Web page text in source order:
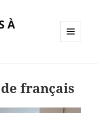
À
français